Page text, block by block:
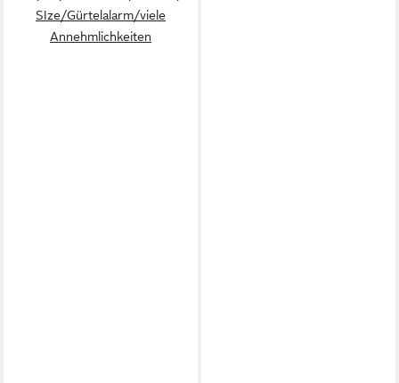
SIze/Gürtelalarm/viele
Annehmlichkeiten